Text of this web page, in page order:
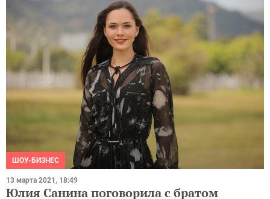
ШОУ-БИЗНЕС
13 марта 2021, 18:49
Юлия Санина поговорила с братом